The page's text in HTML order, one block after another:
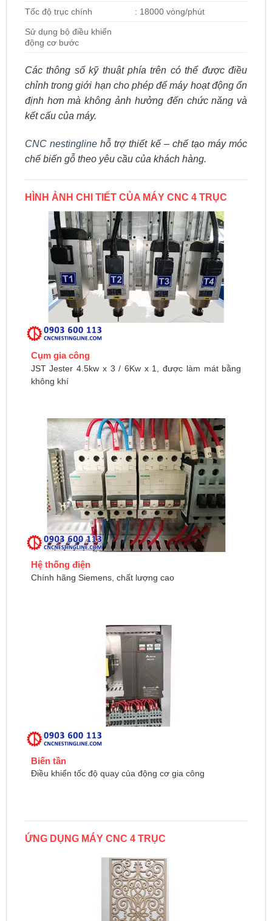
Tốc độ trục chính : 18000 vòng/phút
Sử dụng bộ điều khiển
động cơ bước
Các thông số kỹ thuật phía trên có thể được điều
chỉnh trong giới hạn cho phép để máy hoạt động ổn
định hơn mà không ảnh hưởng đến chức năng và
kết cấu của máy.
CNC nestinglinehỗ trợ thiết kế – chế tạo máy móc
chế biến gỗ theo yêu cầu của khách hàng.
HÌNH ẢNH CHI TIẾT CỦA MÁY CNC 4 TRỤC
Cụm gia công
JST Jester 4.5kw x 3 / 6Kw x 1, được làm mát bằng
không khí
Hệ thống điện
Chính hãng Siemens, chất lượng cao
Biến tần
Điều khiển tốc độ quay của động cơ gia công
ỨNG DỤNG MÁY CNC 4 TRỤC